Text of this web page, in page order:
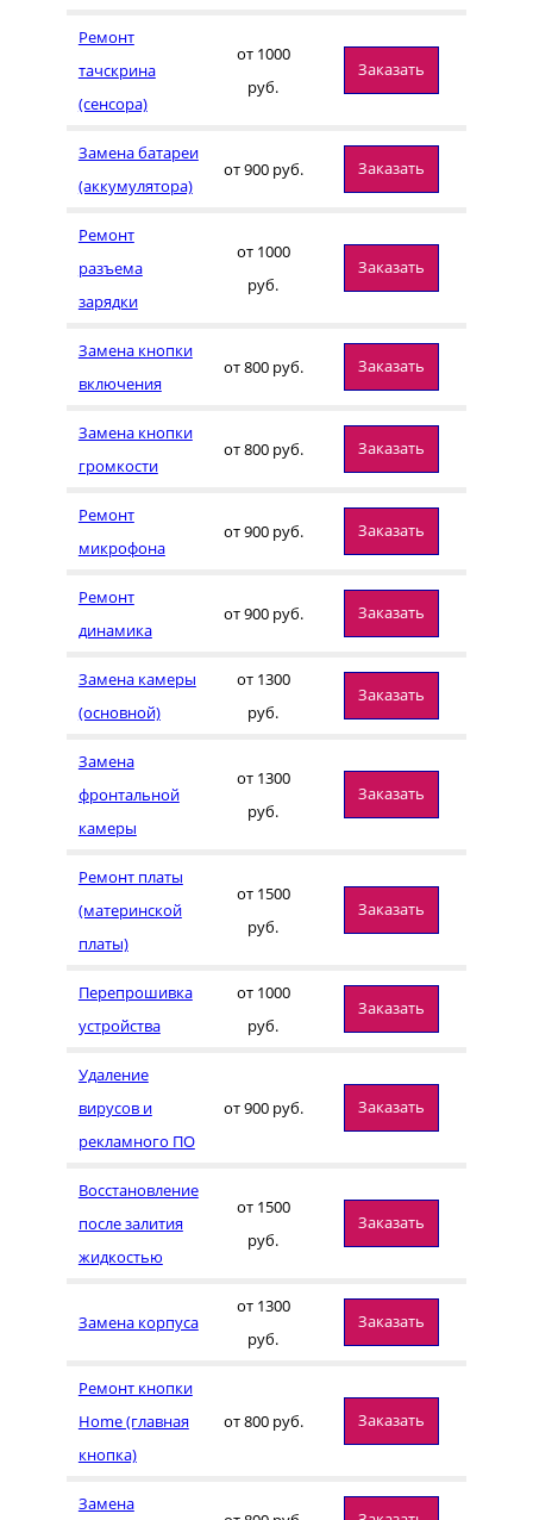
Ремонт
тачскрина
(сенсора)
от 1000
руб.
Заказать
Замена батареи
(аккумулятора)
от 900 руб. Заказать
Ремонт
разъема
зарядки
от 1000
руб.
Заказать
Замена кнопки
включения
от 800 руб. Заказать
Замена кнопки
громкости
от 800 руб. Заказать
Ремонт
микрофона
от 900 руб. Заказать
Ремонт
динамика
от 900 руб. Заказать
Замена камеры
(основной)
от 1300
руб.
Заказать
Замена
фронтальной
камеры
от 1300
руб.
Заказать
Ремонт платы
(материнской
платы)
от 1500
руб.
Заказать
Перепрошивка
устройства
от 1000
руб.
Заказать
Удаление
вирусов и
рекламного ПО
от 900 руб. Заказать
Восстановление
после залития
жидкостью
от 1500
руб.
Заказать
Замена корпуса
от 1300
руб.
Заказать
Ремонт кнопки
Home (главная
кнопка)
от 800 руб. Заказать
Замена